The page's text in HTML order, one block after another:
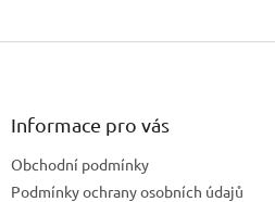
Z
Informace pro vás
Obchodní podmínky
Podmínky ochrany osobních údajů